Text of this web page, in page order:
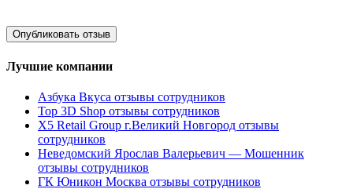
Лучшие компании
Азбука Вкуса отзывы сотрудников
Top 3D Shop отзывы сотрудников
X5 Retail Group г.Великий Новгород отзывы
сотрудников
Неведомский Ярослав Валерьевич — Мошенник
отзывы сотрудников
ГК Юникон Москва отзывы сотрудников